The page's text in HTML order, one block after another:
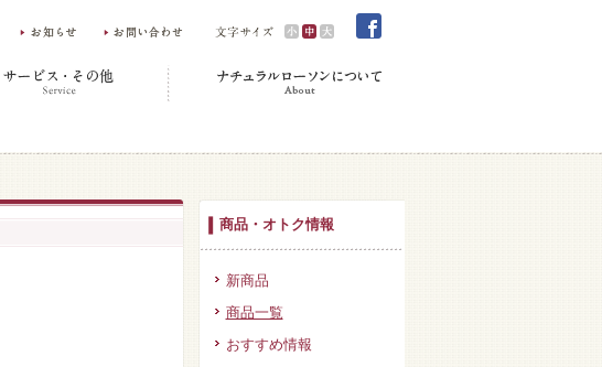
商品・オトク情報
新商品
商品一覧
おすすめ情報